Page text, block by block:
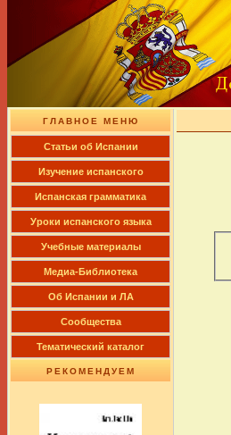
ГЛАВНОЕ МЕНЮ
Cтатьи об Испании
Изучение испанского
Испанская грамматика
Уроки испанского языка
Учебные материалы
Медиа-Библиотека
Об Испании и ЛА
Сообщества
Тематический каталог
РЕКОМЕНДУЕМ